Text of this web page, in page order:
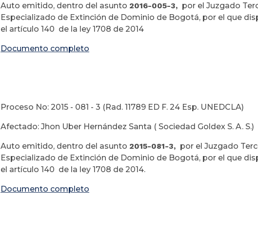
Auto emitido, dentro del asunto 2016-005-3, por el Juzgado
Especializado de Extinción de Dominio de Bogotá, por el que
el artículo 140 de la ley 1708 de 2014
Documento completo
Proceso No: 2015 - 081 - 3 (Rad. 11789 ED F. 24 Esp. UNEDCLA)
Afectado: Jhon Uber Hernández Santa ( Sociedad Goldex S. A. S.)
Auto emitido, dentro del asunto 2015-081-3, por el Juzgado
Especializado de Extinción de Dominio de Bogotá, por el que
el artículo 140 de la ley 1708 de 2014.
Documento completo